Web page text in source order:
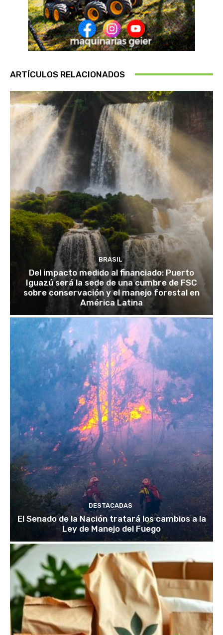
ARTÍCULOS RELACIONADOS
BRASIL
Del impacto medido al financiado: Puerto
Iguazú será la sede de una cumbre de FSC
sobre conservación y el manejo forestal en
América Latina
DESTACADAS
El Senado de la Nación tratará los cambios a la
Ley de Manejo del Fuego